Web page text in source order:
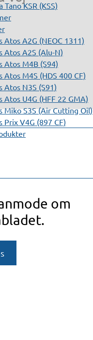
Tano KSR (KSS)
Atos A2G (NEOC 1311)
Atos A2S (Alu-N)
Atos M4B (S94)
Atos M4S (HDS 400 CF)
Atos N3S (S91)
Atos U4G (HFF 22 GMA)
Miko S3S (Air Cutting Oil)
Prix V4G (897 CF)
om